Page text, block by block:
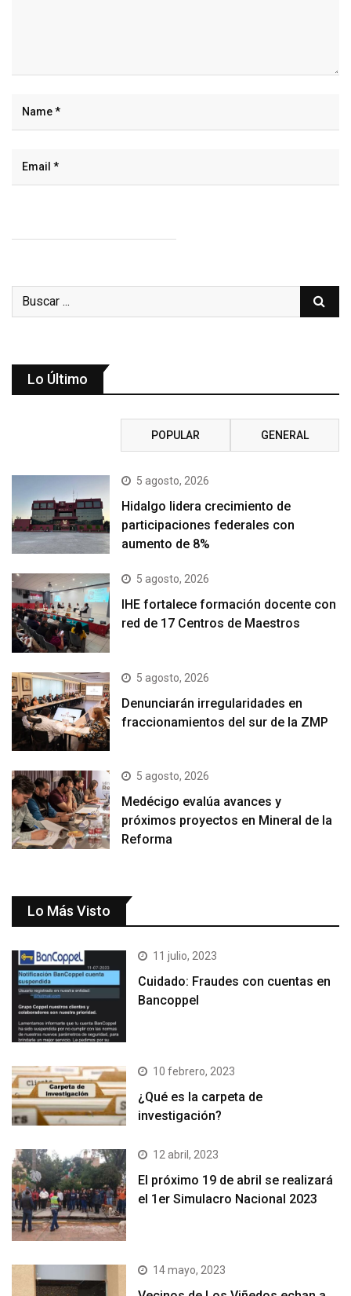
Lo Último
POPULAR GENERAL
5 agosto, 2026
Hidalgo lidera crecimiento de
participaciones federales con
aumento de 8%
5 agosto, 2026
IHE fortalece formación docente con
red de 17 Centros de Maestros
5 agosto, 2026
Denunciarán irregularidades en
fraccionamientos del sur de la ZMP
5 agosto, 2026
Medécigo evalúa avances y
próximos proyectos en Mineral de la
Reforma
Lo Más Visto
11 julio, 2023
Cuidado: Fraudes con cuentas en
Bancoppel
10 febrero, 2023
¿Qué es la carpeta de
investigación?
12 abril, 2023
El próximo 19 de abril se realizará
el 1er Simulacro Nacional 2023
14 mayo, 2023